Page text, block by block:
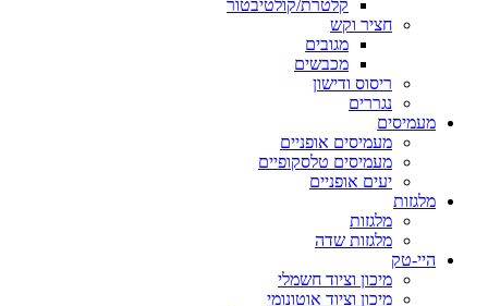
קלטרת/קולטיבטור
חציר וקש
מגובים
מכבשים
ריסוס ודישון
נגררים
מעמיסים
מעמיסים אופניים
מעמיסים טלסקופיים
יעים אופניים
מלגזות
מלגזות
מלגזות שדה
היי-טק
מיכון וציוד חשמלי
מיכון וציוד אוטונומי